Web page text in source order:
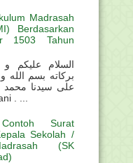
Madrasah
Berdasarkan
1503 Tahun
السلام عليكم
بركاته بسم
على سيدنا
. ...
Surat
Sekolah /
(SK